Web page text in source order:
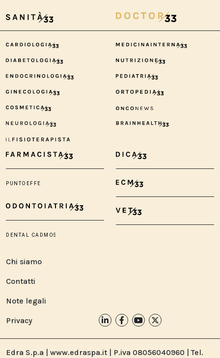
Chi siamo
Contatti
Note legali
Privacy
Edra S.p.a | www.edraspa.it | P.iva 08056040960 | Tel.